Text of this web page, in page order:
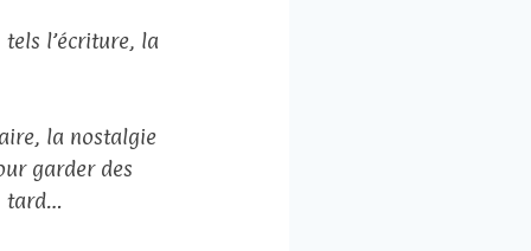
l’écriture, la
la nostalgie
garder des
tard…